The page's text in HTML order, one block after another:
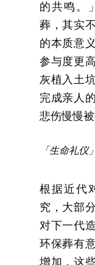
的共鸣。
葬，其实
的本质意
参与度更
灰植入土
完成亲人
悲伤慢慢被
「生命礼
根据近代
究，大部
对下一代
环保葬有
增加，这